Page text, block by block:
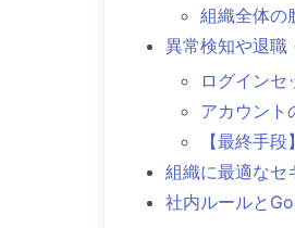
組織全体の
異常検知や退職
ログインセ
アカウント
【最終手
組織に最適なセ
社内ルールと